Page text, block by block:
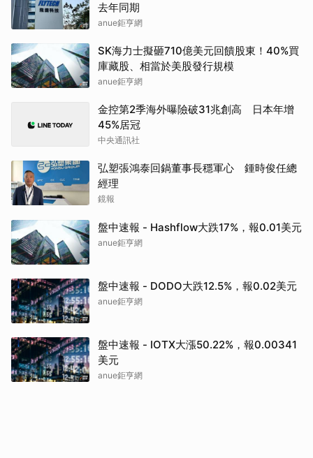
去年同期
anue鉅亨網
SK海力士擬砸710億美元回饋股東！40%買
庫藏股、相當於美股發行規模
anue鉅亨網
金控第2季海外曝險破31兆創高 日本年增
45%居冠
中央通訊社
弘塑張鴻泰回鍋董事長穩軍心 鍾時俊任總
經理
鏡報
盤中速報 - Hashflow大跌17%，報0.01美元
anue鉅亨網
盤中速報 - DODO大跌12.5%，報0.02美元
anue鉅亨網
盤中速報 - IOTX大漲50.22%，報0.00341
美元
anue鉅亨網